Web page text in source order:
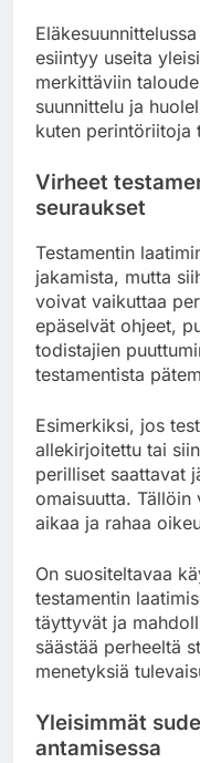
esiintyy useita
merkittäviin
suunnittelu ja
kuten perintöriitoja
Virheet
seuraukset
Testamentin
jakamista, mutta
voivat vaikuttaa
epäselvät ohjeet,
todistajien
testamentista
Esimerkiksi, jos
allekirjoitettu tai
perilliset saattavat
omaisuutta.
aikaa ja rahaa
On suositeltavaa
testamentin
täyttyvät ja
säästää perheeltä
menetyksiä
Yleisimmät
antamisessa